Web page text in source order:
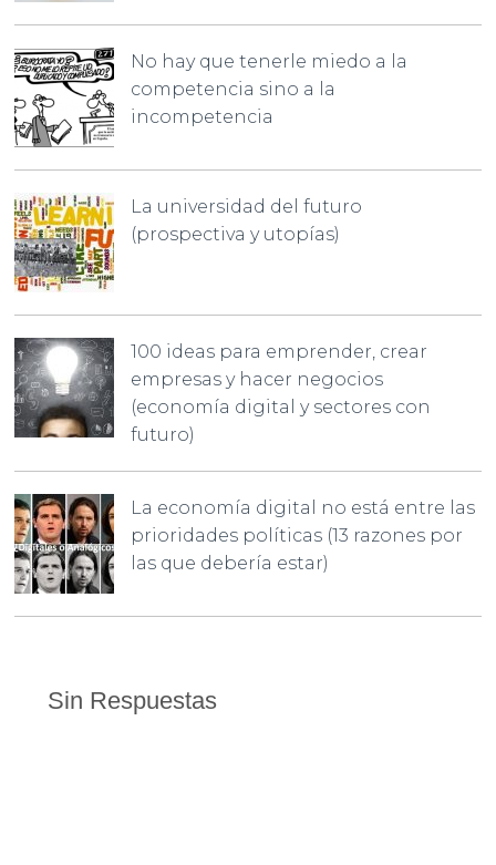
No hay que tenerle miedo a la
competencia sino a la
incompetencia
La universidad del futuro
(prospectiva y utopías)
100 ideas para emprender, crear
empresas y hacer negocios
(economía digital y sectores con
futuro)
La economía digital no está entre las
prioridades políticas (13 razones por
las que debería estar)
Sin Respuestas